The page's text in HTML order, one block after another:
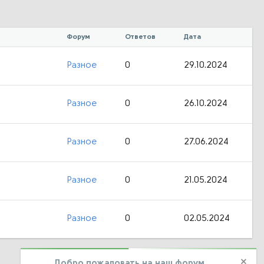
Форум Ответов Дата
Разное 0 29.10.2024
Разное 0 26.10.2024
Разное 0 27.06.2024
Разное 0 21.05.2024
Разное 0 02.05.2024